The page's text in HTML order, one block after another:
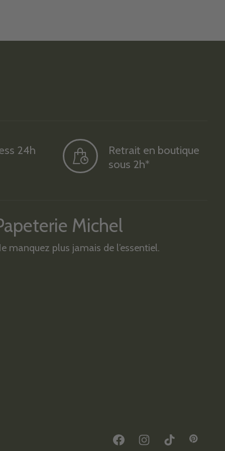
24h
Retrait en boutique
sous 2h*
Michel
manquez plus jamais de l’essentiel.